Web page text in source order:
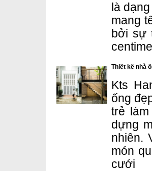
là
mang
bởi sự
Thiết kế nhà
Kts
ống
trẻ
dựng
nhiên.
món
cưới